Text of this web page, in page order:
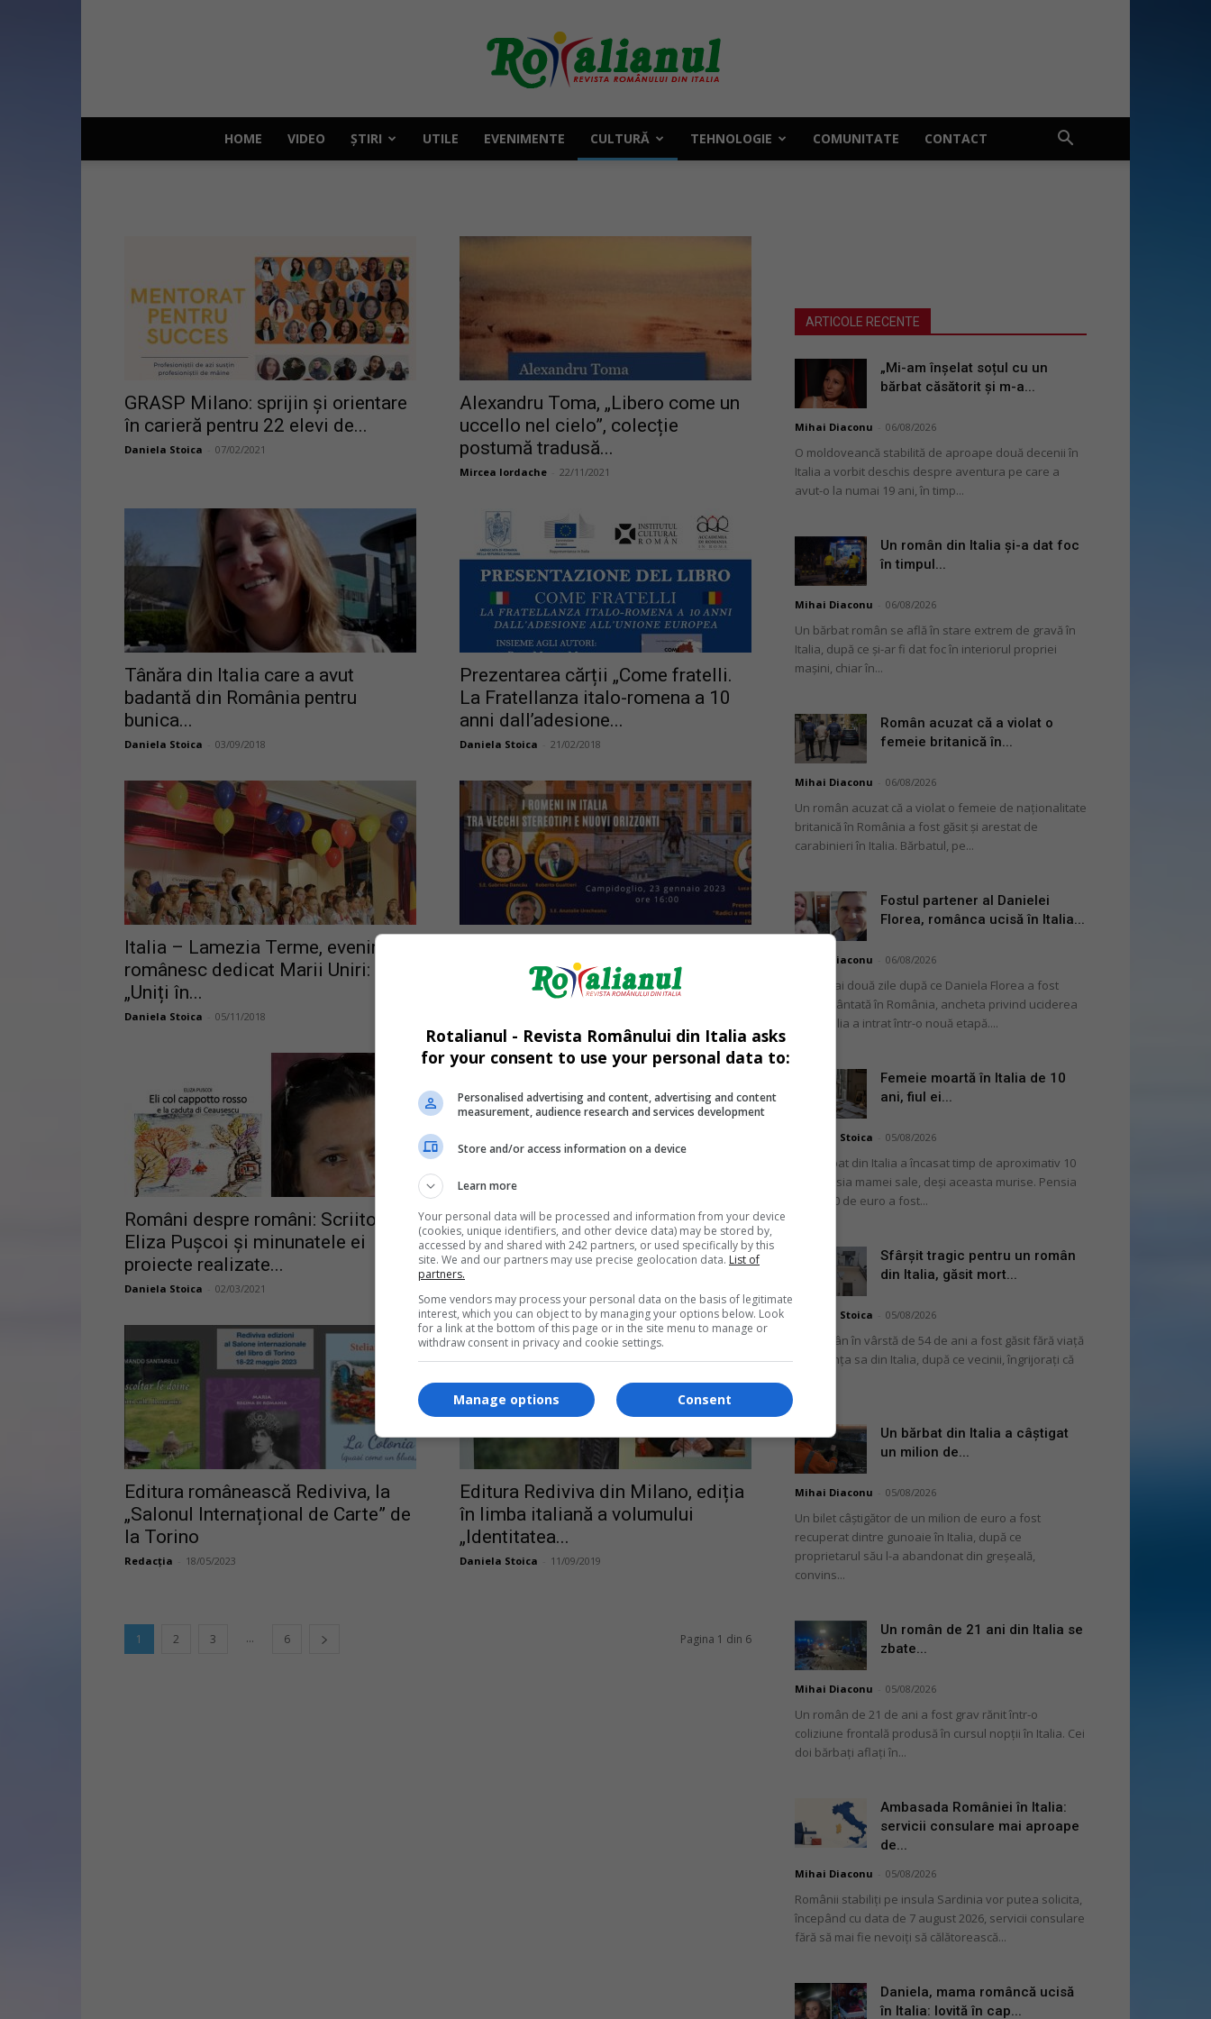
Rotalianul
din
HOME VIDEO ȘTIRI UTILE EVENIMENTE CULTURĂ TEHNOLOGIE COMUNITATE CONTACT
GRASP Milano: sprijin și orientare
în carieră pentru 22 elevi de...
Daniela Stoica 07/02/2021
Alexandru Toma, „Libero come un
uccello nel cielo”, colecție
postumă tradusă...
Mircea Iordache 22/11/2021
Tânăra din Italia care a avut
badantă din România pentru
bunica...
Daniela Stoica 03/09/2018
Prezentarea cărții „Come fratelli.
La Fratellanza italo-romena a 10
anni dall’adesione...
Daniela Stoica 21/02/2018
Italia – Lamezia Terme, eveniment
românesc dedicat Marii Uniri:
„Uniți în...
Daniela Stoica 05/11/2018
stereotipuri vechi și noi orizonturi”,
conferință româno-italiană...
Români despre români: Scriitoarea
Eliza Pușcoi și minunatele ei
proiecte realizate...
Daniela Stoica 02/03/2021
„Iubește Românește”, spectacol
organizat în Italia de către Parohia
Ortodoxă Română...
Editura românească Rediviva, la
„Salonul Internațional de Carte” de
la Torino
Redacția 18/05/2023
Editura Rediviva din Milano, ediția
în limba italiană a volumului
„Identitatea...
Daniela Stoica 11/09/2019
1 2 3 ... 6 Pagina 1 din 6
ARTICOLE RECENTE
„Mi-am înșelat soțul cu un
bărbat căsătorit și m-a...
Mihai Diaconu 06/08/2026
O moldoveancă stabilită de aproape două decenii în
Italia a vorbit deschis despre aventura pe care a
avut-o la numai 19 ani, în timp...
Un român din Italia și-a dat foc
în timpul...
Mihai Diaconu 06/08/2026
Un bărbat român se află în stare extrem de gravă în
Italia, după ce și-ar fi dat foc în interiorul propriei
mașini, chiar în...
Român acuzat că a violat o
femeie britanică în...
Mihai Diaconu 06/08/2026
Un român acuzat că a violat o femeie de naționalitate
britanică în România a fost găsit și arestat de
carabinieri în Italia. Bărbatul, pe...
Fostul partener al Danielei
Florea, românca ucisă în Italia...
Mihai Diaconu 06/08/2026
La numai două zile după ce Daniela Florea a fost
înmormântată în România, ancheta privind uciderea
sa în Italia a intrat într-o nouă etapă....
Femeie moartă în Italia de 10
ani, fiul ei...
Daniela Stoica 05/08/2026
Un bărbat din Italia a încasat timp de aproximativ 10
ani pensia mamei sale, deși aceasta murise. Pensia
de 2.000 de euro a fost...
Sfârșit tragic pentru un român
din Italia, găsit mort...
Daniela Stoica 05/08/2026
Un român în vârstă de 54 de ani a fost găsit fără viață
în locuința sa din Italia, după ce vecinii, îngrijorați că
Un bărbat din Italia a câștigat
un milion de...
Mihai Diaconu 05/08/2026
Un bilet câștigător de un milion de euro a fost
recuperat dintre gunoaie în Italia, după ce
proprietarul său l-a abandonat din greșeală,
convins...
Un român de 21 ani din Italia se
zbate...
Mihai Diaconu 05/08/2026
Un român de 21 de ani a fost grav rănit într-o
coliziune frontală produsă în cursul nopții în Italia. Cei
doi bărbați aflați în...
Ambasada României în Italia:
servicii consulare mai aproape
de...
Mihai Diaconu 05/08/2026
Românii stabiliți pe insula Sardinia vor putea solicita,
începând cu data de 7 august 2026, servicii consulare
fără să mai fie nevoiți să călătorească...
Daniela, mama româncă ucisă
în Italia: lovită în cap...
Rotalianul - Revista Românului din Italia asks
for your consent to use your personal data to:
Personalised advertising and content, advertising and content
measurement, audience research and services development
Store and/or access information on a device
Learn more
Your personal data will be processed and information from your device
(cookies, unique identifiers, and other device data) may be stored by,
accessed by and shared with 242 partners, or used specifically by this
site. We and our partners may use precise geolocation data. List of
partners.
Some vendors may process your personal data on the basis of legitimate
interest, which you can object to by managing your options below. Look
for a link at the bottom of this page or in the site menu to manage or
withdraw consent in privacy and cookie settings.
Consent
Manage options